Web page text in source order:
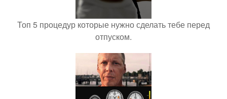
Топ 5 процедур которые нужно сделать тебе перед
отпуском.